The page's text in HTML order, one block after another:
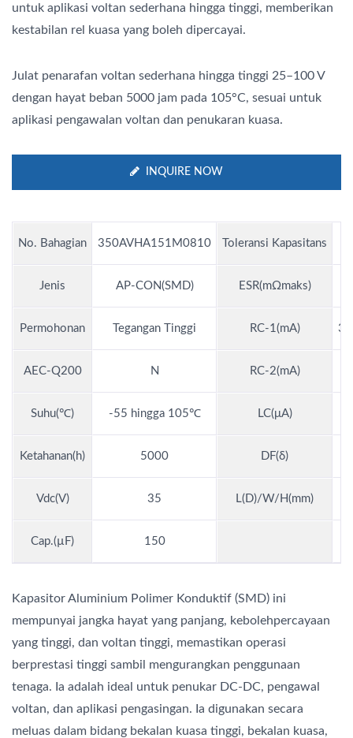
untuk aplikasi voltan sederhana hingga tinggi, memberikan
kestabilan rel kuasa yang boleh dipercayai.
Julat penarafan voltan sederhana hingga tinggi 25–100 V
dengan hayat beban 5000 jam pada 105°C, sesuai untuk
aplikasi pengawalan voltan dan penukaran kuasa.
INQUIRE NOW
No. Bahagian 350AVHA151M0810 Toleransi Kapasitans
Jenis AP-CON(SMD) ESR(mΩmaks)
Permohonan Tegangan Tinggi RC-1(mA)
AEC-Q200 N RC-2(mA)
Suhu(℃) -55 hingga 105℃ LC(μA)
Ketahanan(h) 5000 DF(δ)
Vdc(V) 35 L(D)/W/H(mm)
Cap.(µF) 150
Kapasitor Aluminium Polimer Konduktif (SMD) ini
mempunyai jangka hayat yang panjang, kebolehpercayaan
yang tinggi, dan voltan tinggi, memastikan operasi
berprestasi tinggi sambil mengurangkan penggunaan
tenaga. Ia adalah ideal untuk penukar DC-DC, pengawal
voltan, dan aplikasi pengasingan. Ia digunakan secara
meluas dalam bidang bekalan kuasa tinggi, bekalan kuasa,